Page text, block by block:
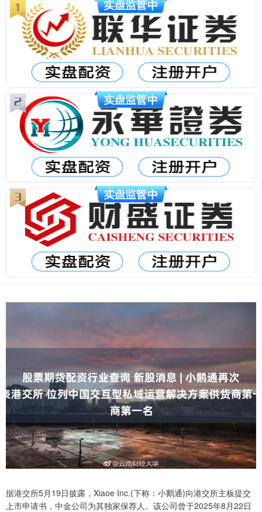
据港交所5月19日披露，Xiaoe Inc.(下称：小鹅通)向港交所主板提交
上市申请书，中金公司为其独家保荐人。该公司曾于2025年8月22日